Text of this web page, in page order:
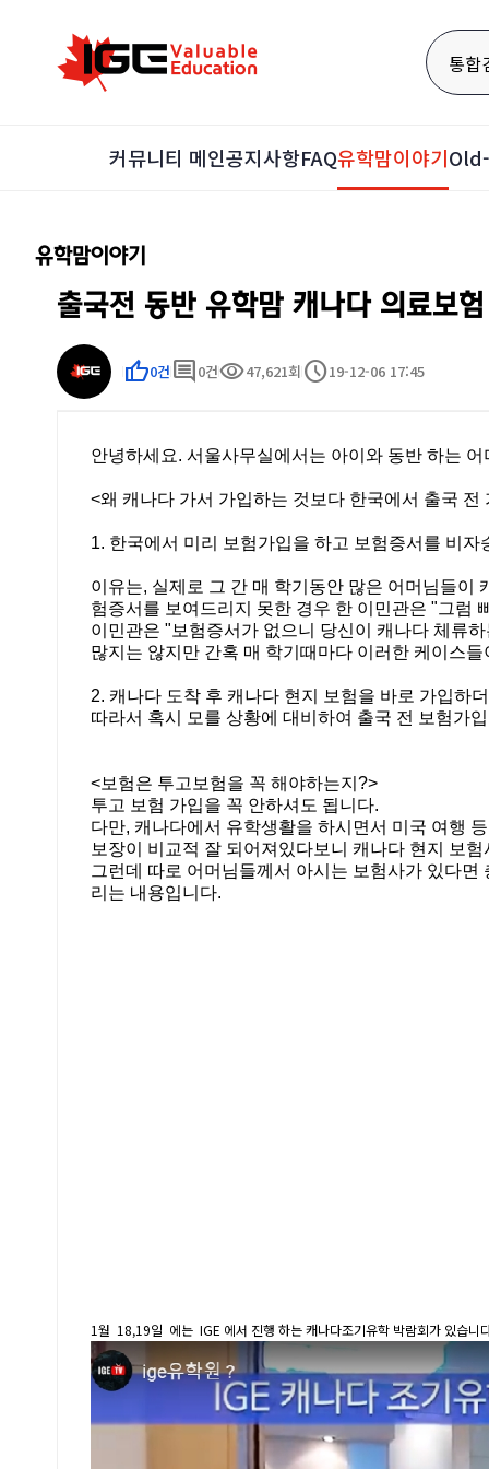
통합
커뮤니티 메인공지사항FAQ유학맘이야기
유학맘이야기
출국전 동반 유학맘 캐나다 의료보
thumb_up0건 comment 0건visibility47,621회 schedule19-12-06 17:45
안녕하세요. 서울사무실에서는 아이와 동반 하는
<왜 캐나다 가서 가입하는 것보다 한국에서 출국 전
1. 한국에서 미리 보험가입을 하고 보험증서를 비
이유는, 실제로 그 간 매 학기동안 많은 어머님들이
험증서를 보여드리지 못한 경우 한 이민관은 "그럼
이민관은 "보험증서가 없으니 당신이 캐나다 체류
많지는 않지만 간혹 매 학기때마다 이러한 케이스
2. 캐나다 도착 후 캐나다 현지 보험을 바로 가입하
따라서 혹시 모를 상황에 대비하여 출국 전 보험가
<보험은 투고보험을 꼭 해야하는지?>
투고 보험 가입을 꼭 안하셔도 됩니다.
다만, 캐나다에서 유학생활을 하시면서 미국 여행
보장이 비교적 잘 되어져있다보니 캐나다 현지 보
그런데 따로 어머님들께서 아시는 보험사가 있다
리는 내용입니다.
1월 18,19일 에는 IGE 에서 진행 하는 캐나다조기유학 박람회가 있습니